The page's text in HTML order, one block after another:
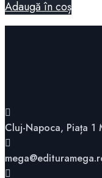
Adaugă în coș
Cluj-Napoca, Piața